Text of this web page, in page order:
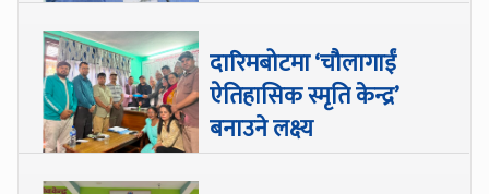
दारिमबोटमा ‘चौलागाईं
ऐतिहासिक स्मृति केन्द्र’
बनाउने लक्ष्य